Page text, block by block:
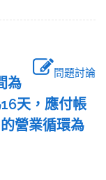
問題討論
為
天，應付帳
營業循環為